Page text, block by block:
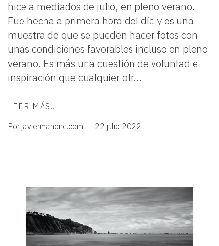
hice a mediados de julio, en pleno verano.
Fue hecha a primera hora del día y es una
muestra de que se pueden hacer fotos con
unas condiciones favorables incluso en pleno
verano. Es más una cuestión de voluntad e
inspiración que cualquier otr...
LEER MÁS...
Por javiermaneiro.com 22 julio 2022